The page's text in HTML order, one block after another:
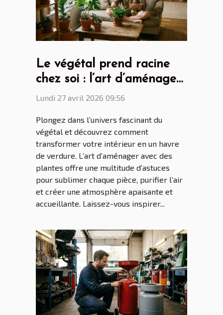
Le végétal prend racine
chez soi : l’art d’aménager
avec des plantes
Lundi 27 avril 2026 09:56
Plongez dans l’univers fascinant du
végétal et découvrez comment
transformer votre intérieur en un havre
de verdure. L’art d’aménager avec des
plantes offre une multitude d’astuces
pour sublimer chaque pièce, purifier l’air
et créer une atmosphère apaisante et
accueillante. Laissez-vous inspirer...